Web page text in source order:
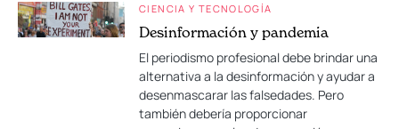
CIENCIA Y TECNOLOGÍA
Desinformación y pandemia
El periodismo profesional debe brindar una
alternativa a la desinformación y ayudar a
desenmascarar las falsedades. Pero
también debería proporcionar